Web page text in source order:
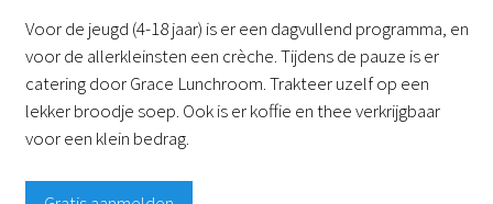
Voor de jeugd (4-18 jaar) is er een dagvullend programma, en
voor de allerkleinsten een crèche. Tijdens de pauze is er
catering door Grace Lunchroom. Trakteer uzelf op een
lekker broodje soep. Ook is er koffie en thee verkrijgbaar
voor een klein bedrag.